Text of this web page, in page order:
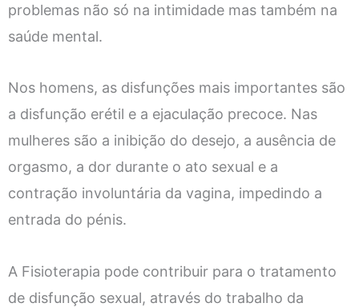
problemas não só na intimidade mas também na
saúde mental.
Nos homens, as disfunções mais importantes são
a disfunção erétil e a ejaculação precoce. Nas
mulheres são a inibição do desejo, a ausência de
orgasmo, a dor durante o ato sexual e a
contração involuntária da vagina, impedindo a
entrada do pénis.
A Fisioterapia pode contribuir para o tratamento
de disfunção sexual, através do trabalho da